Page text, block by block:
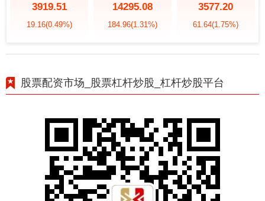
3919.51
19.16(0.49%)
14295.08
184.96(1.31%)
3577.20
61.64(1.75%)
股票配资市场_股票杠杆炒股_杠杆炒股平台